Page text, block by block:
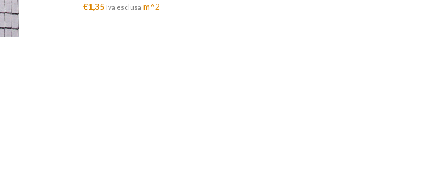
€1,35 Iva esclusa m^2